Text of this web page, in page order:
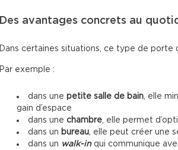
Des avantages concrets au
Dans certaines situations, ce type de porte
Par exemple :
dans une petite salle de bain, elle
gain d’espace
dans une chambre, elle permet
dans un bureau, elle peut créer une
dans un walk-inqui communique